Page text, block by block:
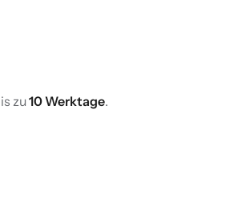
zu 10 Werktage.